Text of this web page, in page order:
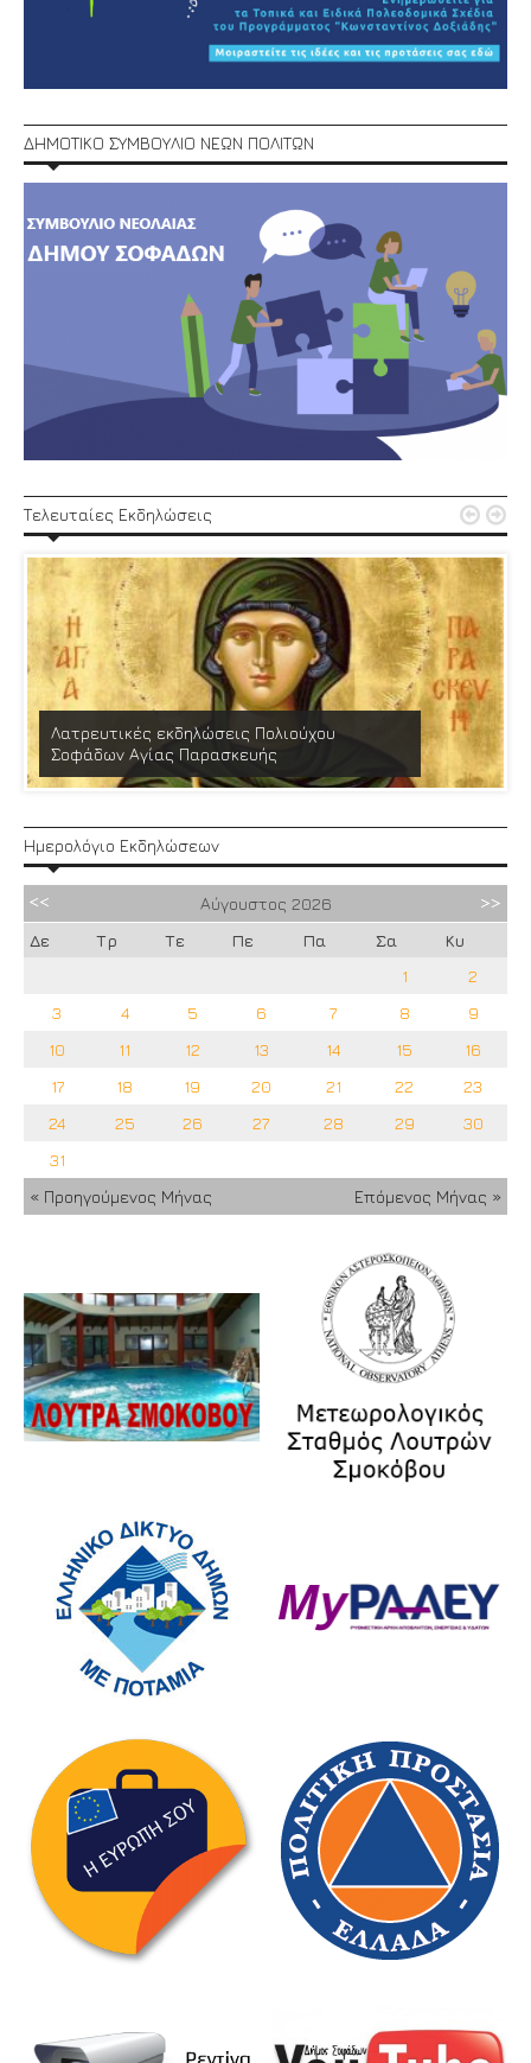
ΔΗΜΟΤΙΚΟ ΣΥΜΒΟΥΛΙΟ ΝΕΩΝ ΠΟΛΙΤΩΝ
Τελευταίες Εκδηλώσεις
Λατρευτικές εκδηλώσεις Πολιούχου
Σοφάδων Αγίας Παρασκευής
 
Ημερολόγιο Εκδηλώσεων
Αύγουστος 2026
Δε
Τρ Τε Πε Πα Σα
Κυ
1
2
3
4 5 6 7 8
9
10
11 12 13 14 15
16
17
18 19 20 21 22
23
24
25 26 27 28 29
30
31
« Προηγούμενος Μήνας
Επόμενος Μήνας »